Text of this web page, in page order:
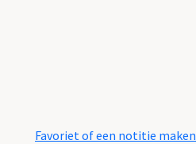
Favoriet of een notitie maken